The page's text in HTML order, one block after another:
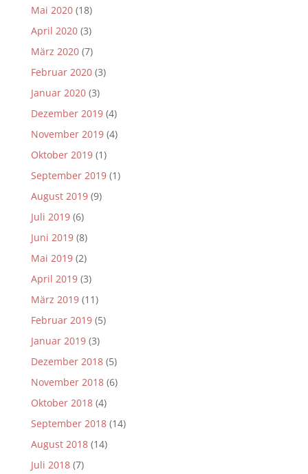
Mai 2020(18)
April 2020(3)
März 2020(7)
Februar 2020(3)
Januar 2020(3)
Dezember 2019(4)
November 2019(4)
Oktober 2019(1)
September 2019(1)
August 2019(9)
Juli 2019(6)
Juni 2019(8)
Mai 2019(2)
April 2019(3)
März 2019(11)
Februar 2019(5)
Januar 2019(3)
Dezember 2018(5)
November 2018(6)
Oktober 2018(4)
September 2018(14)
August 2018(14)
Juli 2018(7)